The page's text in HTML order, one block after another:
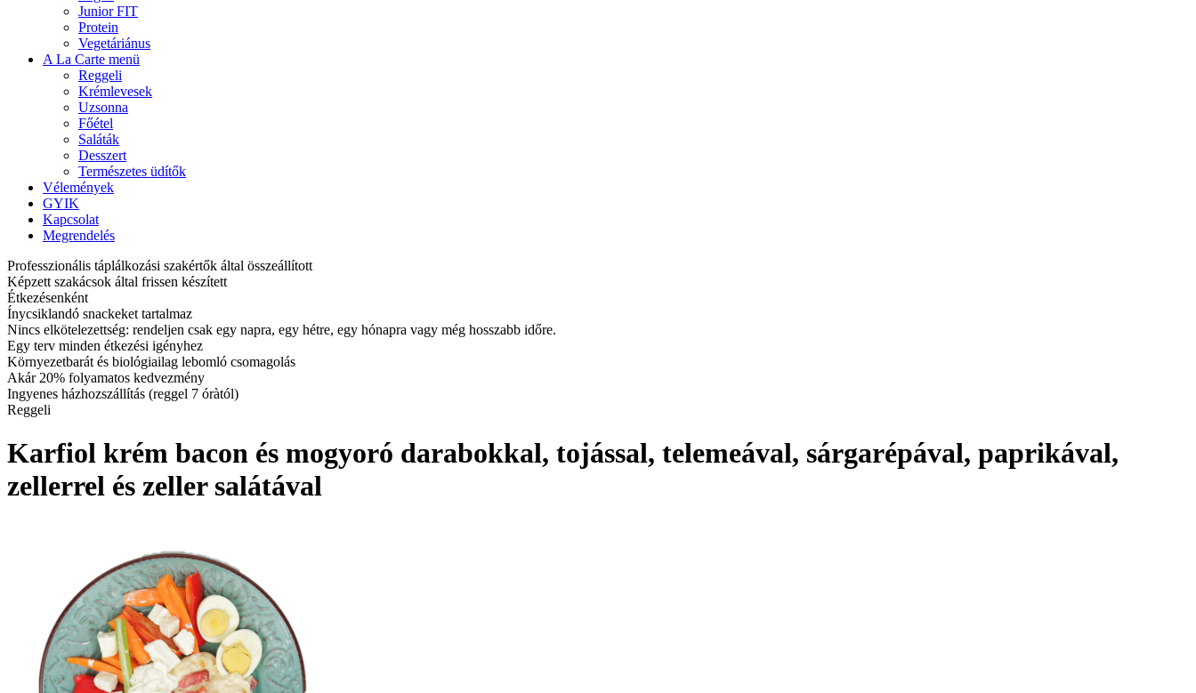
Junior FIT
Protein
Vegetáriánus
A La Carte menü
Reggeli
Krémlevesek
Uzsonna
Főétel
Saláták
Desszert
Természetes üdítők
Vélemények
GYIK
Kapcsolat
Megrendelés
Professzionális táplálkozási szakértők által összeállított
Képzett szakácsok által frissen készített
Étkezésenként
Ínycsiklandó snackeket tartalmaz
Nincs elkötelezettség: rendeljen csak egy napra, egy hétre, egy hónapra vagy még hosszabb időre.
Egy terv minden étkezési igényhez
Környezetbarát és biológiailag lebomló csomagolás
Akár 20% folyamatos kedvezmény
Ingyenes házhozszállítás (reggel 7 óràtól)
Reggeli
Karfiol krém bacon és mogyoró darabokkal, tojással, telemeával, sárgarépával, paprikával,
zellerrel és zeller salátával